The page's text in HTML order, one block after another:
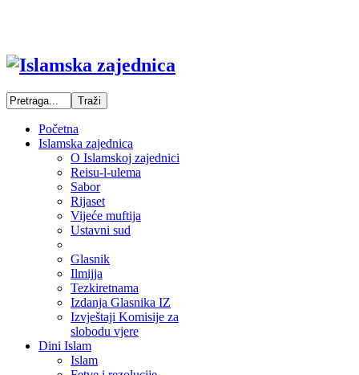
Početna
Islamska zajednica
O Islamskoj zajednici
Reisu-l-ulema
Sabor
Rijaset
Vijeće muftija
Ustavni sud
Glasnik
Ilmijja
Tezkiretnama
Izdanja Glasnika IZ
Izvještaji Komisije za
slobodu vjere
Dini Islam
Islam